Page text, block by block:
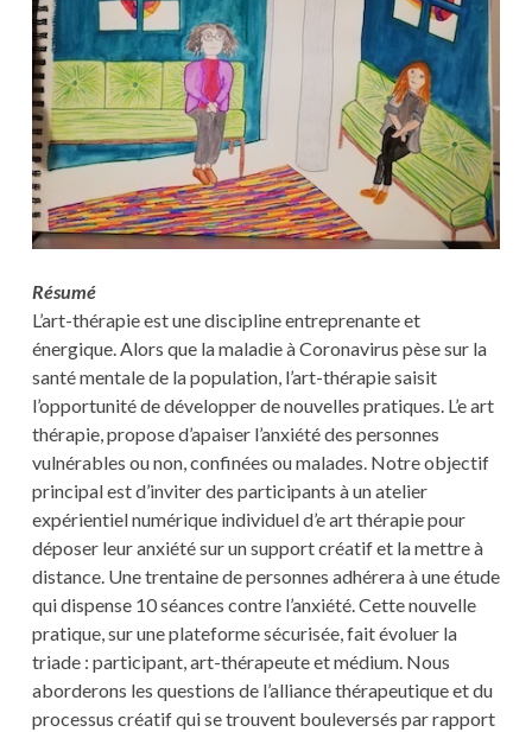
Résumé
L’art-thérapie est une discipline entreprenante et
énergique. Alors que la maladie à Coronavirus pèse sur la
santé mentale de la population, l’art-thérapie saisit
l’opportunité de développer de nouvelles pratiques. L’e art
thérapie, propose d’apaiser l’anxiété des personnes
vulnérables ou non, confinées ou malades. Notre objectif
principal est d’inviter des participants à un atelier
expérientiel numérique individuel d’e art thérapie pour
déposer leur anxiété sur un support créatif et la mettre à
distance. Une trentaine de personnes adhérera à une étude
qui dispense 10 séances contre l’anxiété. Cette nouvelle
pratique, sur une plateforme sécurisée, fait évoluer la
triade : participant, art-thérapeute et médium. Nous
aborderons les questions de l’alliance thérapeutique et du
processus créatif qui se trouvent bouleversés par rapport